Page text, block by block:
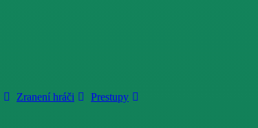
Zranení hráči
Prestupy